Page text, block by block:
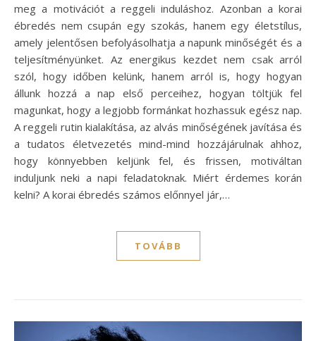
meg a motivációt a reggeli induláshoz. Azonban a korai
ébredés nem csupán egy szokás, hanem egy életstílus,
amely jelentősen befolyásolhatja a napunk minőségét és a
teljesítményünket. Az energikus kezdet nem csak arról
szól, hogy időben kelünk, hanem arról is, hogy hogyan
állunk hozzá a nap első perceihez, hogyan töltjük fel
magunkat, hogy a legjobb formánkat hozhassuk egész nap.
A reggeli rutin kialakítása, az alvás minőségének javítása és
a tudatos életvezetés mind-mind hozzájárulnak ahhoz,
hogy könnyebben keljünk fel, és frissen, motiváltan
induljunk neki a napi feladatoknak. Miért érdemes korán
kelni? A korai ébredés számos előnnyel jár,…
TOVÁBB